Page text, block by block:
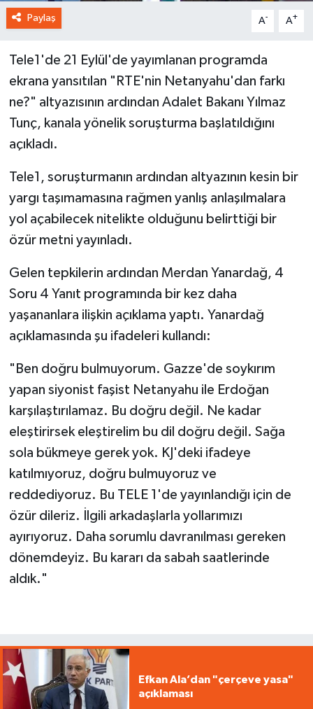
Paylaş A- A+
Tele1'de 21 Eylül'de yayımlanan programda
ekrana yansıtılan "RTE'nin Netanyahu'dan farkı
ne?" altyazısının ardından Adalet Bakanı Yılmaz
Tunç, kanala yönelik soruşturma başlatıldığını
açıkladı.
Tele1, soruşturmanın ardından altyazının kesin bir
yargı taşımamasına rağmen yanlış anlaşılmalara
yol açabilecek nitelikte olduğunu belirttiği bir
özür metni yayınladı.
Gelen tepkilerin ardından Merdan Yanardağ, 4
Soru 4 Yanıt programında bir kez daha
yaşananlara ilişkin açıklama yaptı. Yanardağ
açıklamasında şu ifadeleri kullandı:
"Ben doğru bulmuyorum. Gazze'de soykırım
yapan siyonist faşist Netanyahu ile Erdoğan
karşılaştırılamaz. Bu doğru değil. Ne kadar
eleştirirsek eleştirelim bu dil doğru değil. Sağa
sola bükmeye gerek yok. KJ'deki ifadeye
katılmıyoruz, doğru bulmuyoruz ve
reddediyoruz. Bu TELE 1'de yayınlandığı için de
özür dileriz. İlgili arkadaşlarla yollarımızı
ayırıyoruz. Daha sorumlu davranılması gereken
dönemdeyiz. Bu kararı da sabah saatlerinde
aldık."
Efkan Ala’dan "çerçeve yasa"
açıklaması